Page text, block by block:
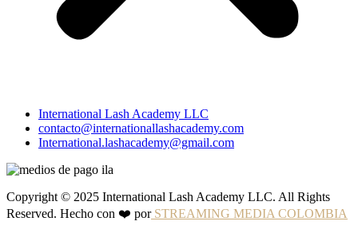
International Lash Academy LLC
contacto@internationallashacademy.com
International.lashacademy@gmail.com
Copyright © 2025 International Lash Academy LLC. All Rights
Reserved. Hecho con ❤️ porSTREAMING MEDIA COLOMBIA